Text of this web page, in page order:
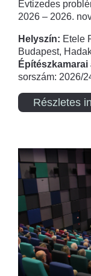
Évtizedes
2026 – 2026.
Helyszín: Etele
Budapest,
sorszám: 2026/
Részletes